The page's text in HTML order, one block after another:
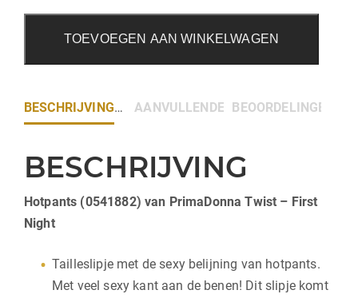
TOEVOEGEN AAN WINKELWAGEN
BESCHRIJVING AANVULLENDE INFORMATIE
BEOORDELINGEN (0)
BESCHRIJVING
Hotpants (0541882) van PrimaDonna Twist – First
Night
Tailleslipje met de sexy belijning van hotpants.
Met veel sexy kant aan de benen! Dit slipje komt